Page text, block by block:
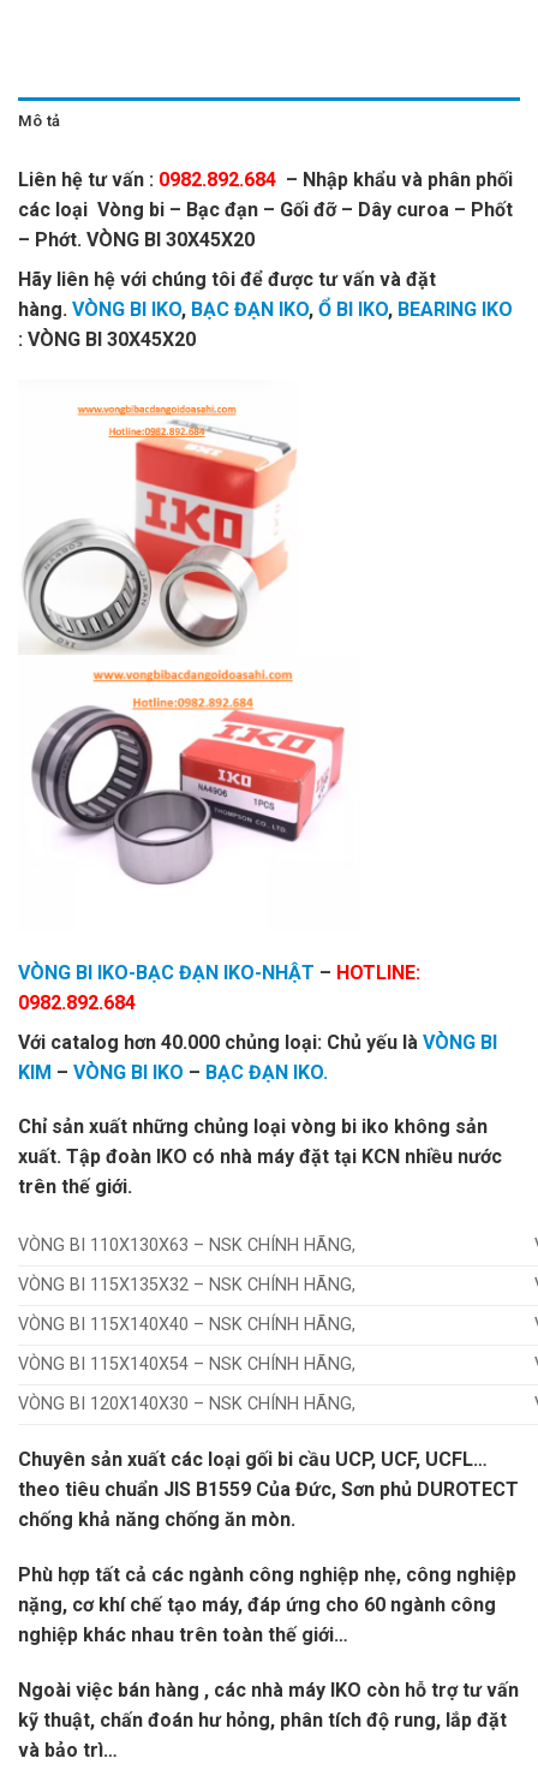
Mô tả
Liên hệ tư vấn : 0982.892.684 – Nhập khẩu và phân phối
các loại Vòng bi – Bạc đạn – Gối đỡ – Dây curoa – Phốt
– Phớt. VÒNG BI 30X45X20
Hãy liên hệ với chúng tôi để được tư vấn và đặt
hàng. VÒNG BI IKO, BẠC ĐẠN IKO, Ổ BI IKO, BEARING IKO
: VÒNG BI 30X45X20
VÒNG BI IKO-BẠC ĐẠN IKO-NHẬT – HOTLINE:
0982.892.684
Với catalog hơn 40.000 chủng loại: Chủ yếu là VÒNG BI
KIM – VÒNG BI IKO – BẠC ĐẠN IKO.
Chỉ sản xuất những chủng loại vòng bi iko không sản
xuất. Tập đoàn IKO có nhà máy đặt tại KCN nhiều nước
trên thế giới.
VÒNG BI 110X130X63 – NSK CHÍNH HÃNG,
VÒNG BI 115X135X32 – NSK CHÍNH HÃNG,
VÒNG BI 115X140X40 – NSK CHÍNH HÃNG,
VÒNG BI 115X140X54 – NSK CHÍNH HÃNG,
VÒNG BI 120X140X30 – NSK CHÍNH HÃNG,
Chuyên sản xuất các loại gối bi cầu UCP, UCF, UCFL…
theo tiêu chuẩn JIS B1559 Của Đức, Sơn phủ DUROTECT
chống khả năng chống ăn mòn.
Phù hợp tất cả các ngành công nghiệp nhẹ, công nghiệp
nặng, cơ khí chế tạo máy, đáp ứng cho 60 ngành công
nghiệp khác nhau trên toàn thế giới…
Ngoài việc bán hàng , các nhà máy IKO còn hỗ trợ tư vấn
kỹ thuật, chấn đoán hư hỏng, phân tích độ rung, lắp đặt
và bảo trì…